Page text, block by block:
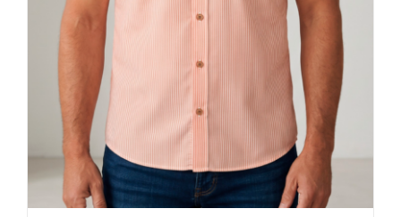
página
producto